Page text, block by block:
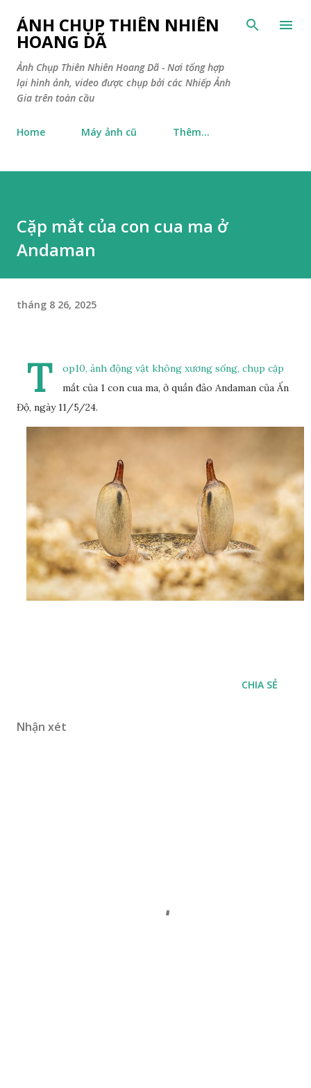
Chuyển đến nội dung chính
ẢNH CHỤP THIÊN NHIÊN
HOANG DÃ
Ảnh Chụp Thiên Nhiên Hoang Dã - Nơi tổng hợp
lại hình ảnh, video được chụp bởi các Nhiếp Ảnh
Gia trên toàn cầu
Home Máy ảnh cũ Thêm…
Cặp mắt của con cua ma ở
Andaman
tháng 8 26, 2025
T
op10, ảnh động vật không xương sống, chụp cặp
mắt của 1 con cua ma, ở quần đảo Andaman của Ấn
Độ, ngày 11/5/24.
CHIA SẺ
Nhận xét